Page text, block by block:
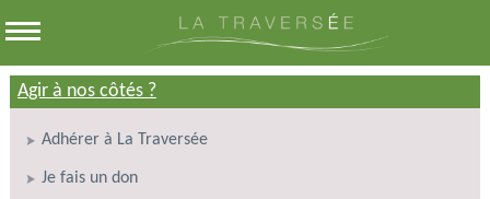
Agir à nos côtés ?
Adhérer à La Traversée
Je fais un don